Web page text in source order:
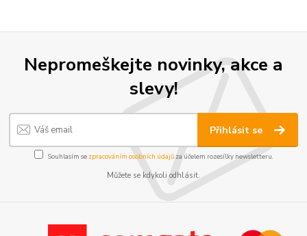
Nepromeškejte novinky, akce a
slevy!
Přihlásit se
Souhlasím se zpracováním osobních údajůza účelem rozesílky newsletteru.
Můžete se kdykoli odhlásit.